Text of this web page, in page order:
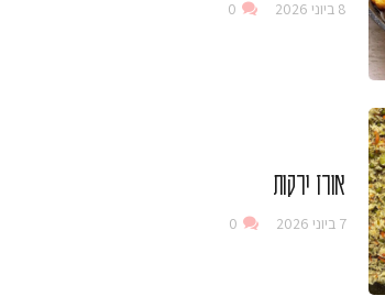
8 ביוני 2026 0
אורז ירקות
7 ביוני 2026 0